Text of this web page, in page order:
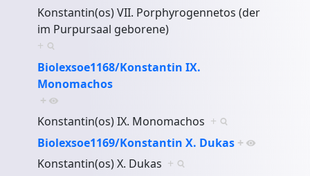
Konstantin(os) VII. Porphyrogennetos (der
im Purpursaal geborene)
+
Biolexsoe1168/Konstantin IX.
Monomachos
+
Konstantin(os) IX. Monomachos +
Biolexsoe1169/Konstantin X. Dukas +
Konstantin(os) X. Dukas +